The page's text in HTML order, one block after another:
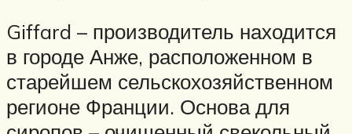
Giffard – производитель находится
в городе Анже, расположенном в
старейшем сельскохозяйственном
регионе Франции. Основа для